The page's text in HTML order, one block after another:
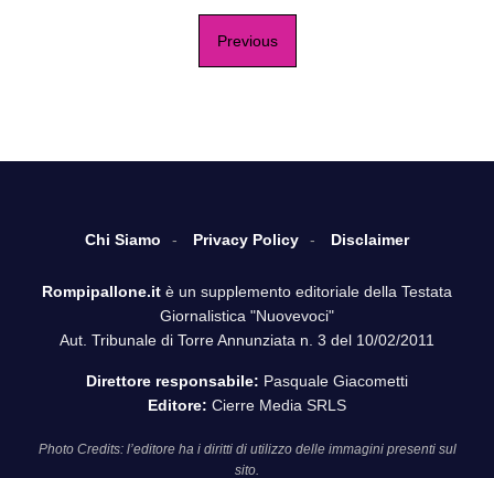
Previous
Chi Siamo Privacy Policy Disclaimer
Rompipallone.it è un supplemento editoriale della Testata
Giornalistica "Nuovevoci"
Aut. Tribunale di Torre Annunziata n. 3 del 10/02/2011
Direttore responsabile: Pasquale Giacometti
Editore: Cierre Media SRLS
Photo Credits: l’editore ha i diritti di utilizzo delle immagini presenti sul
sito.